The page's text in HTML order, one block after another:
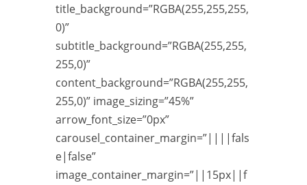
title_background=”RGBA(255,255,255,
0)”
subtitle_background=”RGBA(255,255,
255,0)”
content_background=”RGBA(255,255,
255,0)” image_sizing=”45%”
arrow_font_size=”0px”
carousel_container_margin=”||||fals
e|false”
image_container_margin=”||15px||f